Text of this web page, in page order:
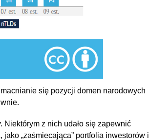
się pozycji domen narodowych
z nich udało się zapewnić
„zaśmiecająca” portfolia inwestorów i